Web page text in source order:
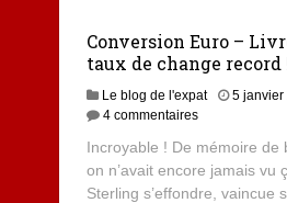
Conversion Euro –
taux de change record
Le blog de l'expat 5 janvier
4 commentaires
Incroyable ! De mémoire de
on n’avait encore jamais vu
Sterling s’effondre, vaincue